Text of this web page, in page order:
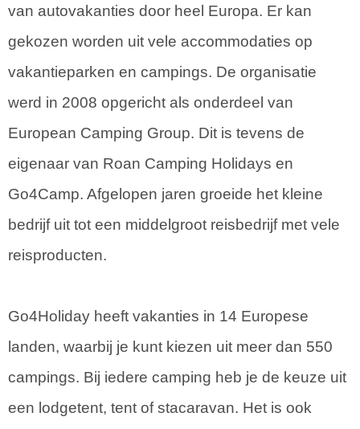
van autovakanties door heel Europa. Er kan
gekozen worden uit vele accommodaties op
vakantieparken en campings. De organisatie
werd in 2008 opgericht als onderdeel van
European Camping Group. Dit is tevens de
eigenaar van Roan Camping Holidays en
Go4Camp. Afgelopen jaren groeide het kleine
bedrijf uit tot een middelgroot reisbedrijf met vele
reisproducten.
Go4Holiday heeft vakanties in 14 Europese
landen, waarbij je kunt kiezen uit meer dan 550
campings. Bij iedere camping heb je de keuze uit
een lodgetent, tent of stacaravan. Het is ook